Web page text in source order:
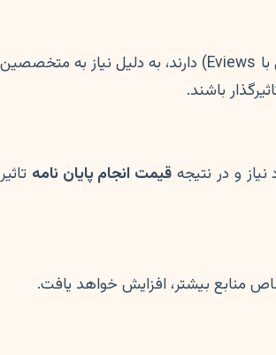
پایان‌نامه‌هایی که نیاز به تحلیل‌های آماری پیشرفته با نرم‌افزارهای خاص (مانند مدل‌سازی معادلات ساختاری با SmartPLS یا AMOS، تحلیل سری زمانی با Eviews) دارند، به دلیل نیاز به متخصصین
باشند.
و در نتیجه قیمت انجام پایان نامه تاثیر
منابع بیشتر، افزایش خواهد یافت.